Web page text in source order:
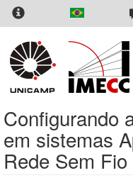
Skip
content
Configurando
em sistemas
Rede Sem Fio